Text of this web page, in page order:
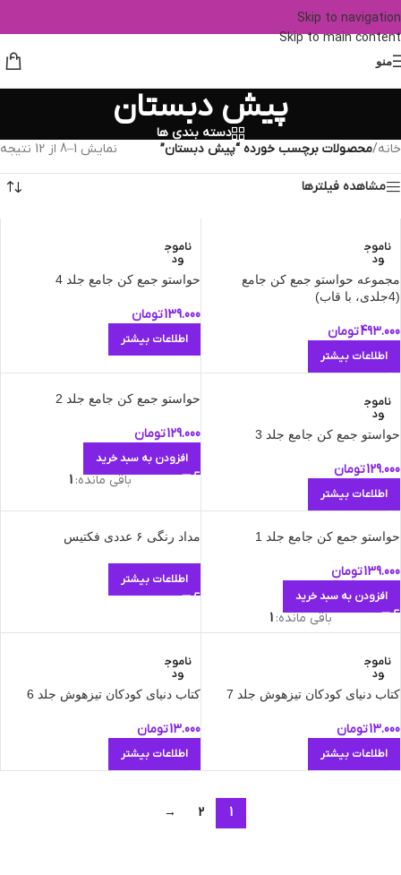
Skip to navigation
Skip to main content
منو
پیش دبستان
دسته بندی ها
خانه/محصولات برچسب خورده “پیش دبستان” نمایش 1–8 از 12 نتیجه
مشاهده فیلترها
ناموج
ود
مجموعه حواستو جمع کن جامع
(4جلدی، با قاب)
493.000تومان
اطلاعات بیشتر
ناموج
ود
حواستو جمع کن جامع جلد 4
139.000تومان
اطلاعات بیشتر
ناموج
ود
حواستو جمع کن جامع جلد 3
129.000تومان
اطلاعات بیشتر
حواستو جمع کن جامع جلد 2
129.000تومان
افزودن به سبد خرید
باقی مانده: 1
حواستو جمع کن جامع جلد 1
139.000تومان
افزودن به سبد خرید
باقی مانده: 1
مداد رنگی ۶ عددی فکتیس
اطلاعات بیشتر
ناموج
ود
کتاب دنیای کودکان تیزهوش جلد 7
13.000تومان
اطلاعات بیشتر
ناموج
ود
کتاب دنیای کودکان تیزهوش جلد 6
13.000تومان
اطلاعات بیشتر
1
2
→